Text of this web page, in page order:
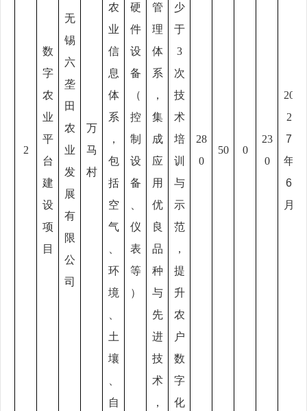
2
数
字
农
业
平
台
建
设
项
目
无
锡
六
垄
田
农
业
发
展
有
限
公
司
万
马
村
农
业
信
息
体
系
，
包
括
空
气
环
境
土
壤
自
硬
件
设
备
（
控
制
设
备
仪
表
等
）
管
理
体
系
，
集
成
应
用
优
良
品
种
与
先
进
技
术
，
少
于
3
次
技
术
培
训
与
示
范
，
提
升
农
户
数
字
化
28
0
50 0
23
0
20
2
7
年
6
月